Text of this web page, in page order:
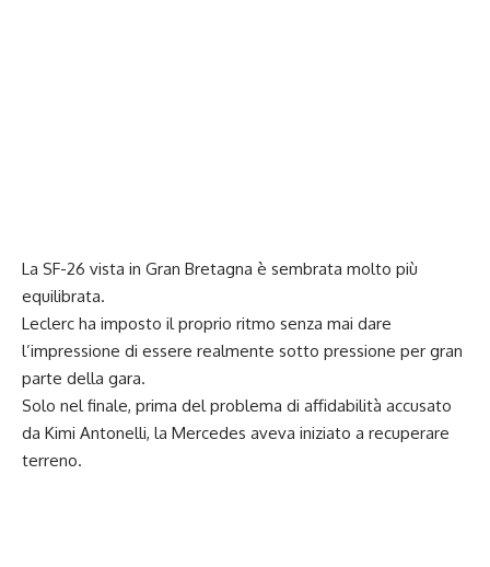
La SF-26 vista in Gran Bretagna è sembrata molto più
equilibrata.
Leclerc ha imposto il proprio ritmo senza mai dare
l’impressione di essere realmente sotto pressione per gran
parte della gara.
Solo nel finale, prima del problema di affidabilità accusato
da Kimi Antonelli, la Mercedes aveva iniziato a recuperare
terreno.